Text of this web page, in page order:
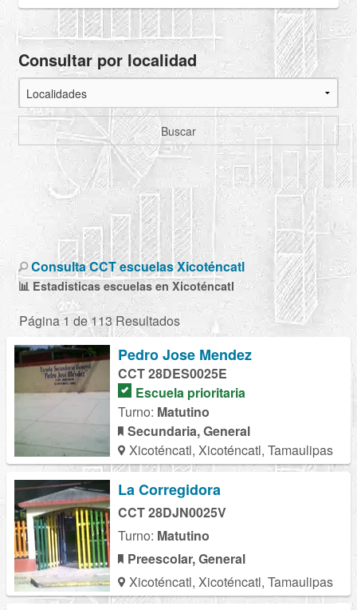
Consultar por localidad
Buscar
Consulta CCT escuelas Xicoténcatl
📊 Estadisticas escuelas en Xicoténcatl
Página 1 de 113 Resultados
Pedro Jose Mendez
CCT 28DES0025E
Escuela prioritaria
Turno: Matutino
Secundaria, General
Xicoténcatl, Xicoténcatl, Tamaulipas
La Corregidora
CCT 28DJN0025V
Turno: Matutino
Preescolar, General
Xicoténcatl, Xicoténcatl, Tamaulipas